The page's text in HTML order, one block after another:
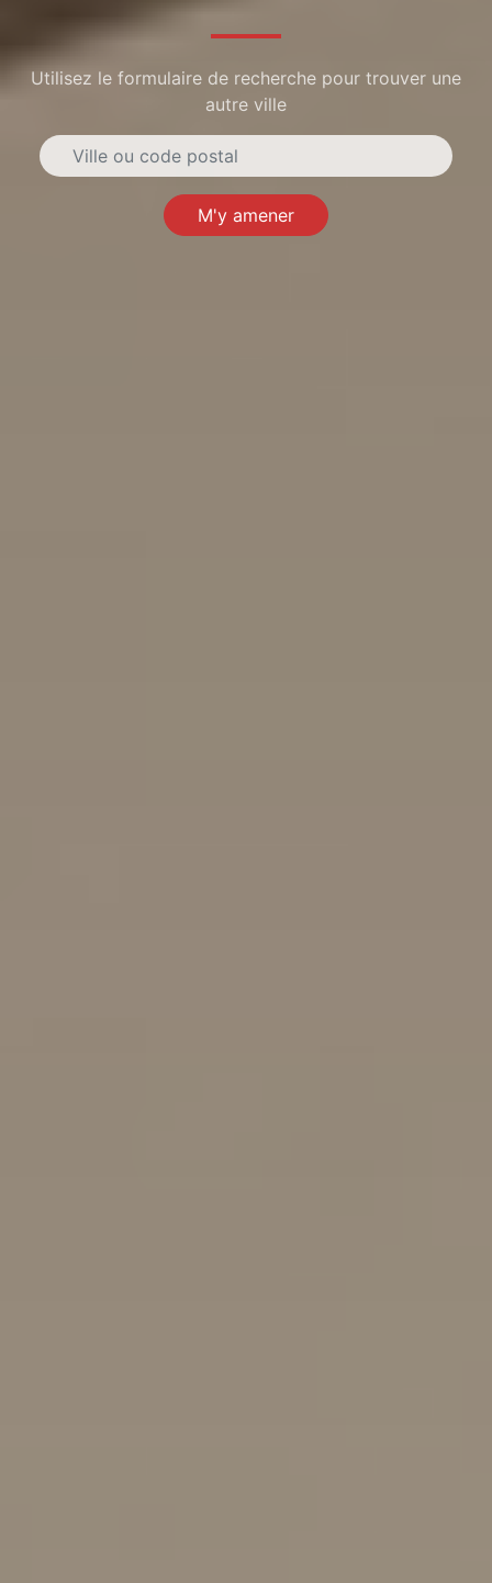
Utilisez le formulaire de recherche pour trouver une
autre ville
M'y amener